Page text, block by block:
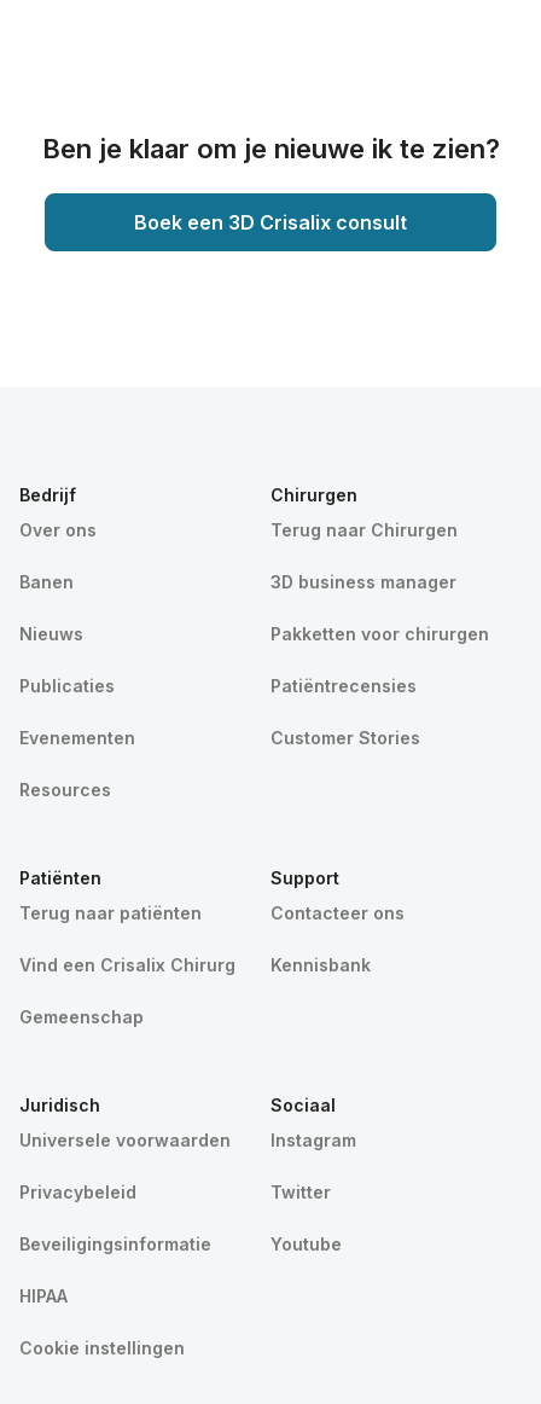
Ben je klaar om je nieuwe ik te zien?
Boek een 3D Crisalix consult
Bedrijf
Over ons
Banen
Nieuws
Publicaties
Evenementen
Resources
Chirurgen
Terug naar Chirurgen
3D business manager
Pakketten voor chirurgen
Patiëntrecensies
Customer Stories
Patiënten
Terug naar patiënten
Vind een Crisalix Chirurg
Gemeenschap
Support
Contacteer ons
Kennisbank
Juridisch
Universele voorwaarden
Privacybeleid
Beveiligingsinformatie
HIPAA
Cookie instellingen
Sociaal
Instagram
Twitter
Youtube